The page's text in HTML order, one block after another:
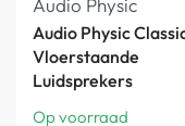
Audio Physic
Audio Physic
Vloerstaande
Luidsprekers
Op voorraad